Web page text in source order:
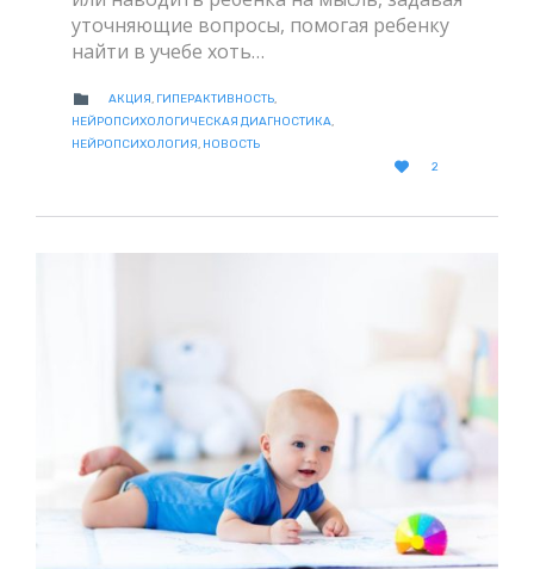
уточняющие вопросы, помогая ребенку
найти в учебе хоть…
 CATEGORY
АКЦИЯ, ГИПЕРАКТИВНОСТЬ,
НЕЙРОПСИХОЛОГИЧЕСКАЯ ДИАГНОСТИКА,
НЕЙРОПСИХОЛОГИЯ, НОВОСТЬ

LOVE
2